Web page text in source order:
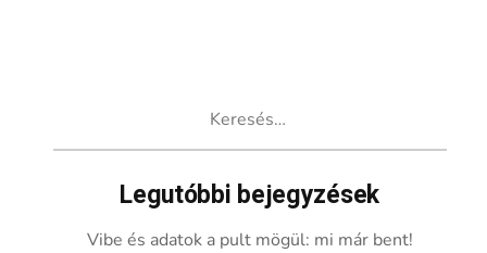
Legutóbbi bejegyzések
Vibe és adatok a pult mögül: mi már bent!